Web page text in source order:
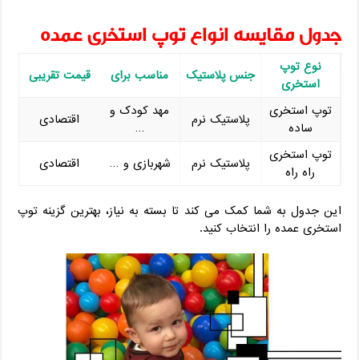
جدول مقایسه انواع توپ استخری عمده
نوع توپ
استخری
جنس پلاستیک مناسب برای
قیمت تقریبی
توپ استخری
ساده
پلاستیک نرم
مهد کودک و
…
اقتصادی
توپ استخری
راه راه
پلاستیک نرم شهربازی و … اقتصادی
این جدول به شما کمک می ‌کند تا بسته به نیاز، بهترین گزینه توپ
استخری عمده را انتخاب کنید.